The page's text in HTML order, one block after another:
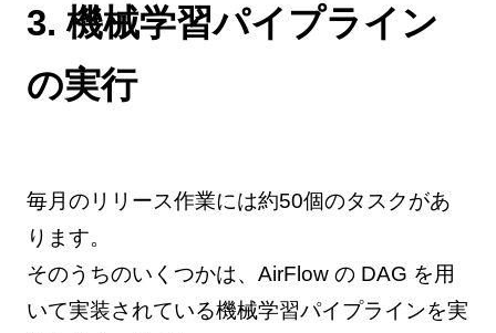
3. 機械学習パイプライン
の実行
毎月のリリース作業には約50個のタスクがあ
ります。
そのうちのいくつかは、AirFlow の DAG を用
いて実装されている機械学習パイプラインを実